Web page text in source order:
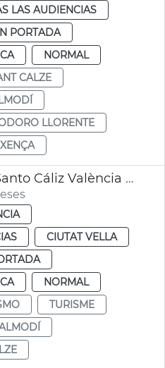
LAS AUDIENCIAS
PORTADA
NORMAL
CALZE
LLORENTE
Centro recepción Santo Cáliz València supera expectativas visitantes
CIUTAT VELLA
NORMAL
TURISME